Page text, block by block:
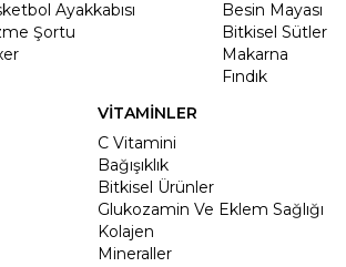
Ayakkabısı
Şortu
Besin Mayası
Bitkisel Sütler
Makarna
Fındık
VİTAMİNLER
C Vitamini
Bağışıklık
Bitkisel Ürünler
Glukozamin Ve Eklem Sağlığı
Kolajen
Mineraller